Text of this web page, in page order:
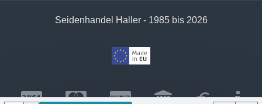
Seidenhandel Haller - 1985 bis 2026